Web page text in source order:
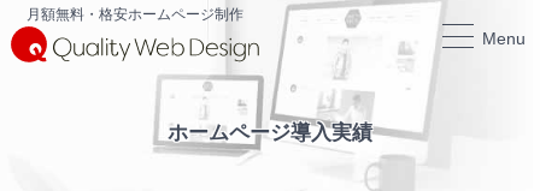
月額無料・格安ホームページ制作
Menu
ホームページ導入実績